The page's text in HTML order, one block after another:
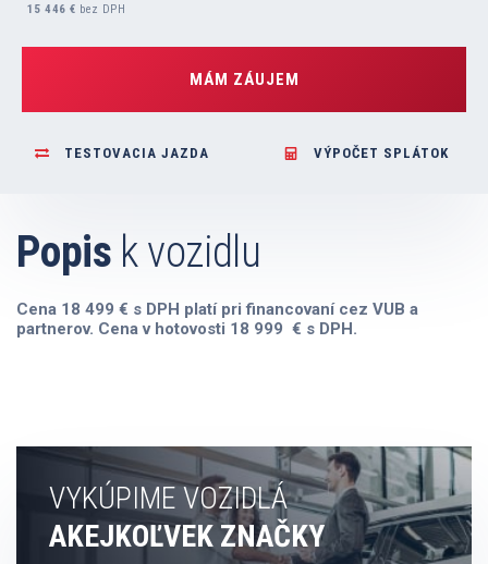
15 446 € bez DPH
MÁM ZÁUJEM
TESTOVACIA JAZDA VÝPOČET SPLÁTOK
Popis k vozidlu
Cena 18 499 € s DPH platí pri financovaní cez VUB a
partnerov. Cena v hotovosti 18 999 € s DPH.
VYKÚPIME VOZIDLÁ
AKEJKOĽVEK ZNAČKY